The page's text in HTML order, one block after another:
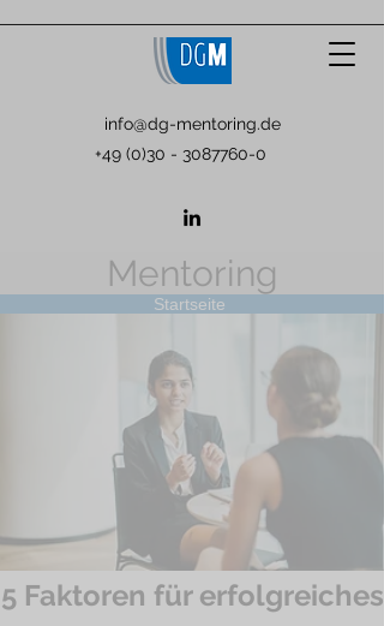
info@dg-mentoring.de
+49 (0)30 - 3087760-0
Mentoring
Startseite
5 Faktoren für erfolgreiches